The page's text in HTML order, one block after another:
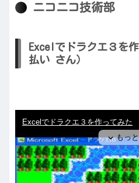
ニコニコ技術部
Excelでドラクエ３を
払い さん）